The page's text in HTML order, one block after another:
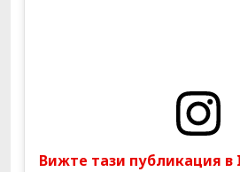
Вижте тази публикация в